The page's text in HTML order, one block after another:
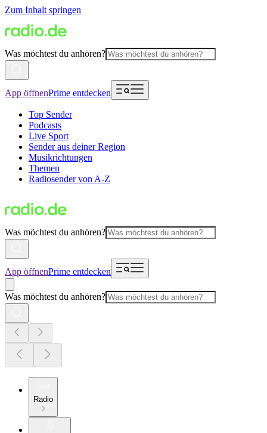
Zum Inhalt springen
Was möchtest du anhören?
App öffnenPrime entdecken
Top Sender
Podcasts
Live Sport
Sender aus deiner Region
Musikrichtungen
Themen
Radiosender von A-Z
Was möchtest du anhören?
App öffnenPrime entdecken
Was möchtest du anhören?
Radio